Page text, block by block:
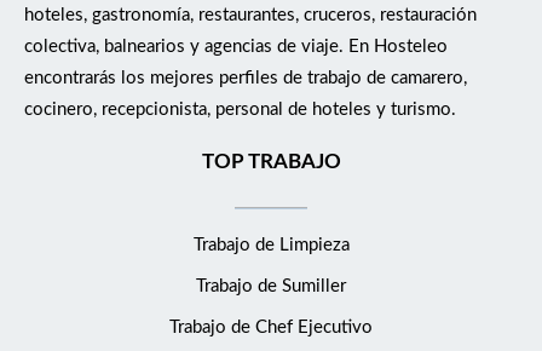
hoteles, gastronomía, restaurantes, cruceros, restauración
colectiva, balnearios y agencias de viaje. En Hosteleo
encontrarás los mejores perfiles de trabajo de camarero,
cocinero, recepcionista, personal de hoteles y turismo.
TOP TRABAJO
Trabajo de Limpieza
Trabajo de Sumiller
Trabajo de Chef Ejecutivo